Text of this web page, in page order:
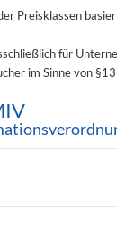
Preisklassen
für
im Sinne von